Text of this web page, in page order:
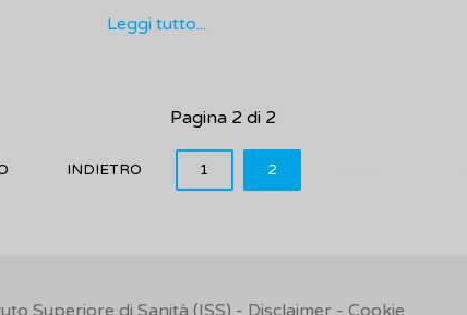
Leggi tutto...
Pagina 2 di 2
INDIETRO 1 2
Superiore di Sanità (ISS) - Disclaimer - Cookie